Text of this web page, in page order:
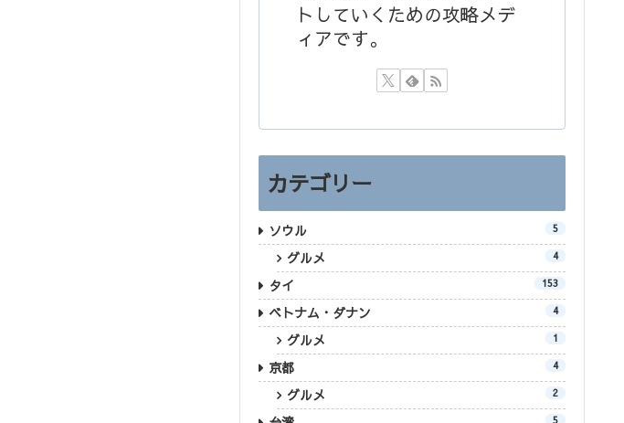
トしていくための攻略メデ
ィアです。
カテゴリー
ソウル 5
グルメ 4
タイ 153
ベトナム・ダナン 4
グルメ 1
京都 4
グルメ 2
5